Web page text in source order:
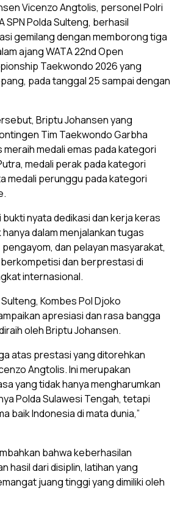
Vicenzo Angtolis, personel Polri
SPN Polda Sulteng, berhasil
gemilang dengan memborong tiga
ajang WATA 22nd Open
Taekwondo 2026 yang
pada tanggal 25 sampai dengan
Briptu Johansen yang
Tim Taekwondo Garbha
medali emas pada kategori
medali perak pada kategori
medali perunggu pada kategori
nyata dedikasi dan kerja keras
dalam menjalankan tugas
dan pelayan masyarakat,
dan berprestasi di
internasional.
Kombes Pol Djoko
apresiasi dan rasa bangga
oleh Briptu Johansen.
atas prestasi yang ditorehkan
Angtolis. Ini merupakan
yang tidak hanya mengharumkan
Polda Sulawesi Tengah, tetapi
baik Indonesia di mata dunia,”
bahwa keberhasilan
hasil dari disiplin, latihan yang
juang tinggi yang dimiliki oleh